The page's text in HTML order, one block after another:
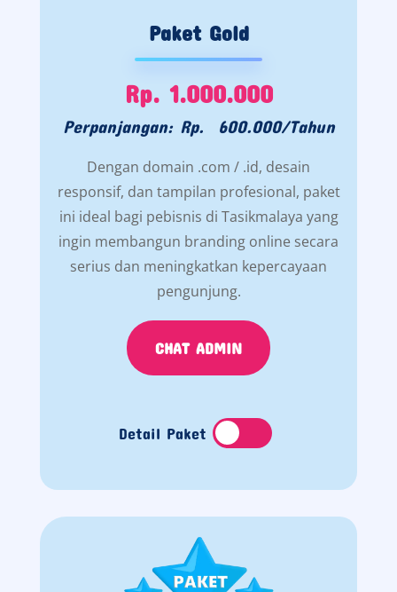
Paket Gold
Rp. 1.000.000
Perpanjangan: Rp. 600.000/Tahun
Dengan domain .com / .id, desain
responsif, dan tampilan profesional, paket
ini ideal bagi pebisnis di Tasikmalaya yang
ingin membangun branding online secara
serius dan meningkatkan kepercayaan
pengunjung.
CHAT ADMIN
Detail Paket